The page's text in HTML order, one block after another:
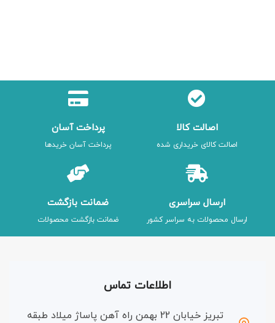
اصالت کالا
اصالت کالای خریداری شده
پرداخت آسان
پرداخت آسان خریدها
ارسال سراسری
ارسال محصولات به سراسر کشور
ضمانت بازگشت
ضمانت بازگشت محصولات
اطلاعات تماس
تبریز خیابان 22 بهمن راه آهن پاساژ میلاد طبقه